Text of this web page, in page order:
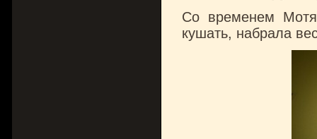
Со временем
кушать, набрала